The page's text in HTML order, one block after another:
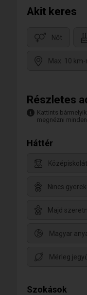
Akit keres
Nőt
Max. 10
Részletes
Kattints
megnézni
Háttér
Nincs
Majd
Magyar
Mérleg
Szokások